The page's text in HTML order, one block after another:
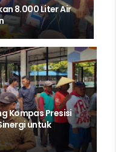
8.000 Liter Air
Kompas Presisi
untuk